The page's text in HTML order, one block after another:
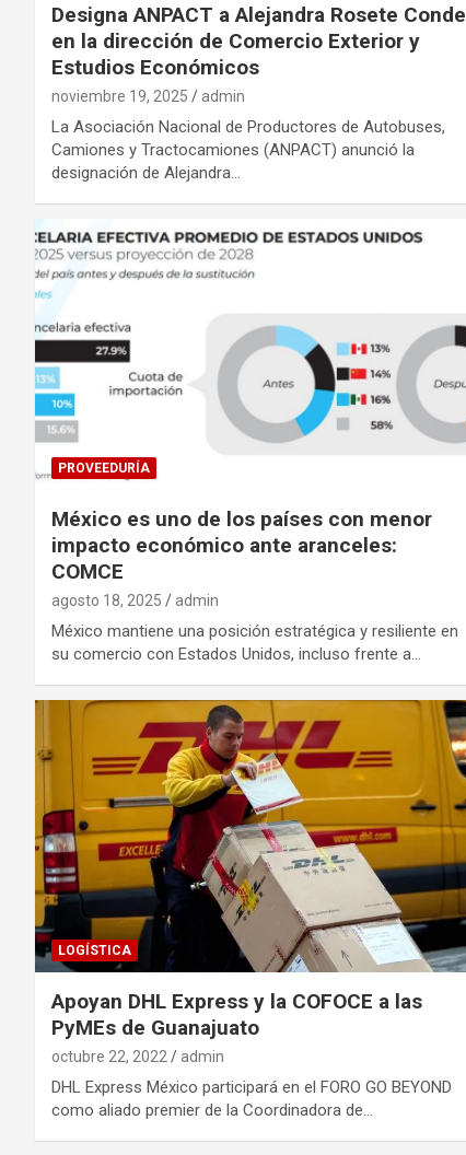
Designa ANPACT a Alejandra Rosete Conde
en la dirección de Comercio Exterior y
Estudios Económicos
noviembre 19, 2025 admin
La Asociación Nacional de Productores de Autobuses,
Camiones y Tractocamiones (ANPACT) anunció la
designación de Alejandra…
PROVEEDURÍA
México es uno de los países con menor
impacto económico ante aranceles:
COMCE
agosto 18, 2025 admin
México mantiene una posición estratégica y resiliente en
su comercio con Estados Unidos, incluso frente a…
LOGÍSTICA
Apoyan DHL Express y la COFOCE a las
PyMEs de Guanajuato
octubre 22, 2022 admin
DHL Express México participará en el FORO GO BEYOND
como aliado premier de la Coordinadora de…